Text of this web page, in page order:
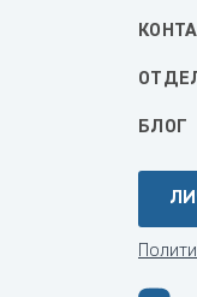
БЛОГ